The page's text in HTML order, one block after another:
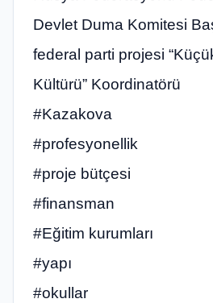
Devlet Duma Komitesi
federal parti projesi
Kültürü” Koordinatörü
#Kazakova
#profesyonellik
#proje bütçesi
#finansman
#Eğitim kurumları
#yapı
#okullar